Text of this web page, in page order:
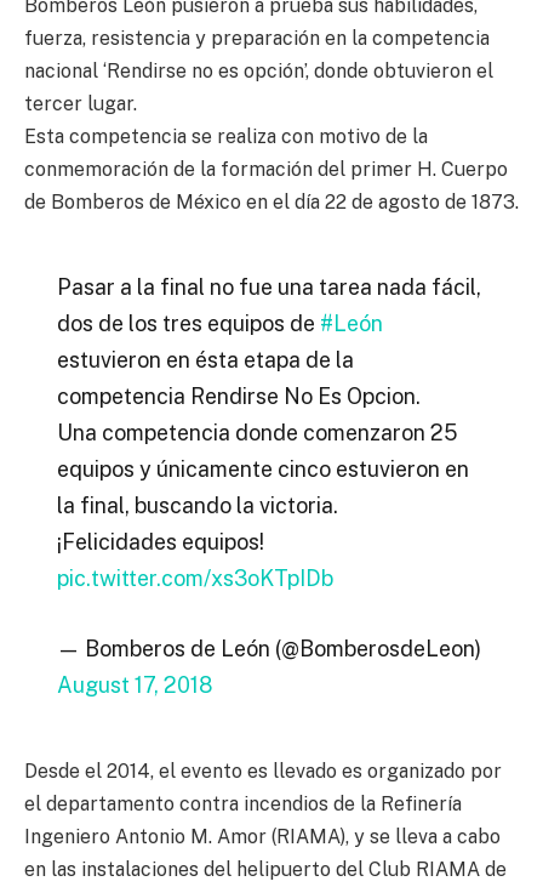
Bomberos León pusieron a prueba sus habilidades,
fuerza, resistencia y preparación en la competencia
nacional ‘Rendirse no es opción’, donde obtuvieron el
tercer lugar.
Esta competencia se realiza con motivo de la
conmemoración de la formación del primer H. Cuerpo
de Bomberos de México en el día 22 de agosto de 1873.
Pasar a la final no fue una tarea nada fácil,
dos de los tres equipos de #León
estuvieron en ésta etapa de la
competencia Rendirse No Es Opcion.
Una competencia donde comenzaron 25
equipos y únicamente cinco estuvieron en
la final, buscando la victoria.
¡Felicidades equipos!
pic.twitter.com/xs3oKTpIDb
— Bomberos de León (@BomberosdeLeon)
August 17, 2018
Desde el 2014, el evento es llevado es organizado por
el departamento contra incendios de la Refinería
Ingeniero Antonio M. Amor (RIAMA), y se lleva a cabo
en las instalaciones del helipuerto del Club RIAMA de